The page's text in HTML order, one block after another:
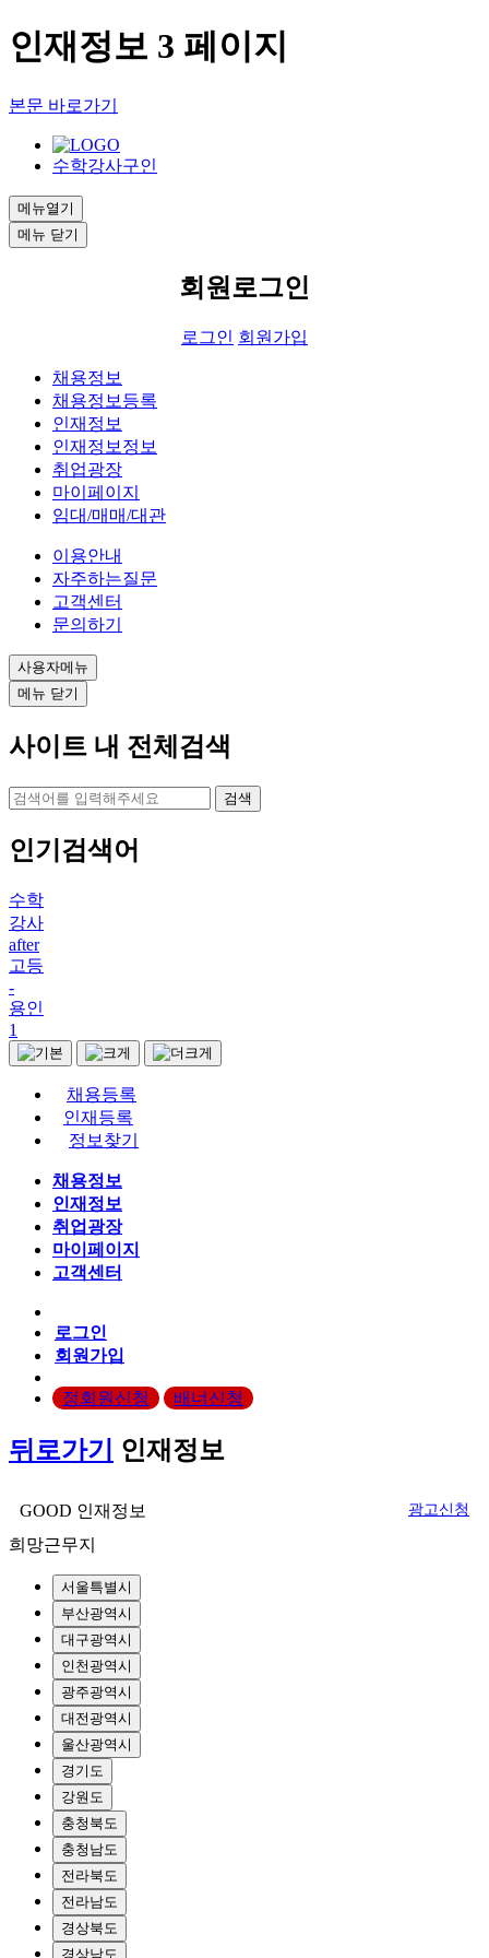
인재정보 3 페이지
본문 바로가기
수학강사구인
메뉴열기
메뉴 닫기
회원로그인
로그인 회원가입
채용정보
채용정보등록
인재정보
인재정보정보
취업광장
마이페이지
임대/매매/대관
이용안내
자주하는질문
고객센터
문의하기
사용자메뉴
메뉴 닫기
사이트 내 전체검색
검색
인기검색어
수학
강사
after
고등
-
용인
1
채용등록
인재등록
정보찾기
채용정보
인재정보
취업광장
마이페이지
고객센터
로그인
회원가입
정회원신청 배너신청
뒤로가기 인재정보
광고신청
GOOD 인재정보
희망근무지